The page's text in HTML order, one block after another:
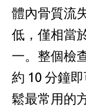
體內骨質流
低，僅相當
一。整個檢
約 10 分鐘
鬆最常用的